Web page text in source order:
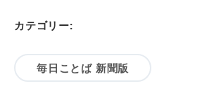
カテゴリー:
毎日ことば 新聞版